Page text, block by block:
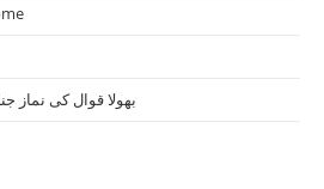
بھولا قوال کی نماز